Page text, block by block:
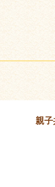
親子